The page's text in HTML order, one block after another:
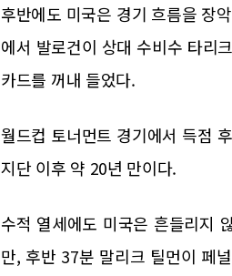
후반에도 미국은 경기 흐름을 장
에서 발로건이 상대 수비수 타리
카드를 꺼내 들었다.
월드컵 토너먼트 경기에서 득점
지단 이후 약 20년 만이다.
수적 열세에도 미국은 흔들리지
만, 후반 37분 말리크 틸먼이 페